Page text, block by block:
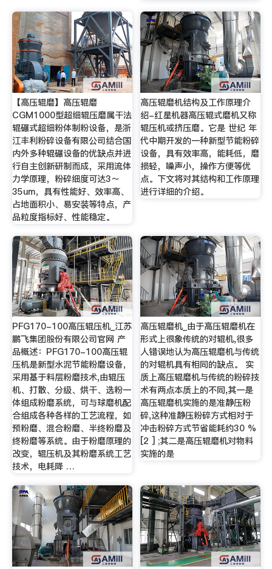
【高压辊磨】高压辊磨
CGM1000型超细辊压磨属干法
辊碾式超细粉体制粉设备，是浙
江丰利粉碎设备有限公司结合国
内外多种辊碾设备的优缺点并进
行自主创新研制而成，采用流体
力学原理，粉碎细度可达3～
35um，具有性能好、效率高、
占地面积小、易安装等特点，产
品粒度指标好、性能稳定。
高压辊磨机结构及工作原理介
绍-红星机器高压辊式磨机又称
辊压机或挤压磨。它是 世纪 年
代中期开发的一种新型节能粉碎
设备，具有效率高，能耗低，磨
损轻，噪声小，操作方便等优
点。下文将对其结构和工作原理
进行详细的介绍。
PFG170-100高压辊压机_江苏
鹏飞集团股份有限公司官网 产
品概述：PFG170-100高压辊
压机是新型水泥节能粉磨设备，
采用基于料层粉磨技术,由辊压
机、打散、分级、烘干、选粉一
体组成粉磨系统，可与球磨机配
合组成各种各样的工艺流程，如
预粉磨、混合粉磨、半终粉磨及
终粉磨等系统。由于粉磨原理的
改变，辊压机及其粉磨系统工艺
技术，电耗降 …
高压辊磨机_由于高压辊磨机在
形式上很象传统的对辊机,很多
人错误地认为高压辊磨机与传统
的对辊机具有相同的缺点。 实
质上高压辊磨机与传统的粉碎技
术有两点本质上的不同,其一是
高压辊磨机实施的是准静压粉
碎,这种准静压粉碎方式相对于
冲击粉碎方式节省能耗约30 %
[2 ] ;其二是高压辊磨机对物料
实施的是